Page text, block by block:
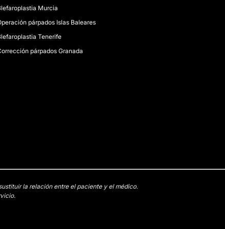
Murcia
párpados Islas Baleares
Tenerife
párpados Granada
la relación entre el paciente y el médico.